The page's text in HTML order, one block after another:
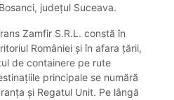
județul Suceava.
Zamfir S.R.L. constă în
României și în afara țării,
de containere pe rute
principale se numără
și Regatul Unit. Pe lângă